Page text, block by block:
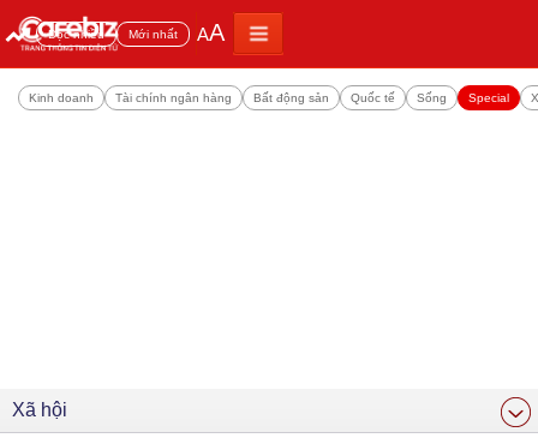
Đọc nhiều Mới nhất AA
Kinh doanh Tài chính ngân hàng Bất động sản Quốc tế Sống Special
Xã hội